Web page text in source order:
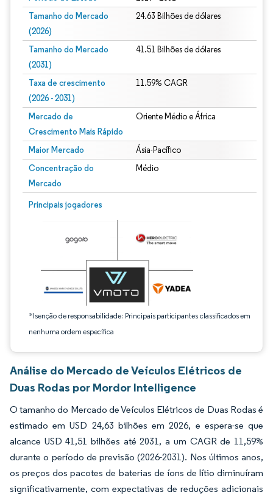
Tamanho do Mercado
(2026)
24.63 Bilhões de dólares
Tamanho do Mercado
(2031)
41.51 Bilhões de dólares
Taxa de crescimento
(2026 - 2031)
11.59% CAGR
Mercado de
Crescimento Mais Rápido
Oriente Médio e África
Maior Mercado Ásia-Pacífico
Concentração do
Mercado
Médio
Principais jogadores
*Isenção de responsabilidade: Principais participantes classificados em
nenhuma ordem específica
Imagem © Mordor Intelligence. O reuso requer atribuição conforme CC BY 4.0.
Análise do Mercado de Veículos Elétricos de
Duas Rodas por Mordor Intelligence
O tamanho do Mercado de Veículos Elétricos de Duas Rodas é
estimado em USD 24,63 bilhões em 2026, e espera-se que
alcance USD 41,51 bilhões até 2031, a um CAGR de 11,59%
durante o período de previsão (2026-2031). Nos últimos anos,
os preços dos pacotes de baterias de íons de lítio diminuíram
significativamente, com expectativas de reduções adicionais